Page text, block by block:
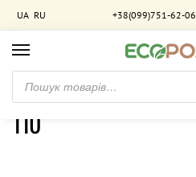
UA RU +38(099)751-62-06
Головна / Товар Ширина (шт)
110